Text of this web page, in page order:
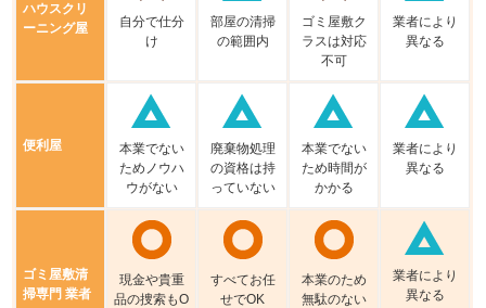
ハウスクリ
ーニング屋
⾃分で仕分
け
部屋の清掃
の範囲内
ゴミ屋敷ク
ラスは対応
不可
業者により
異なる
便利屋
本業でない
ためノウハ
ウがない
廃棄物処理
の資格は持
っていない
本業でない
ため時間が
かかる
業者により
異なる
ゴミ屋敷清
掃専門 業者
現⾦や貴重
品の捜索もO
すべてお任
せでOK
本業のため
無駄のない
業者により
異なる